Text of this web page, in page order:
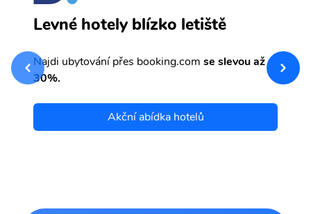
Levné hotely blízko letiště
Najdi ubytování přes booking.com se slevou až
30%.
Akční abídka hotelů